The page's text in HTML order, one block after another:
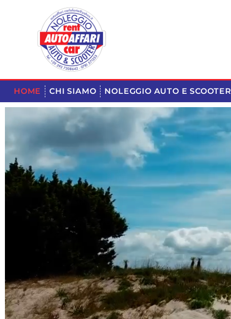
HOME CHI SIAMO NOLEGGIO AUTO E SCOOTER